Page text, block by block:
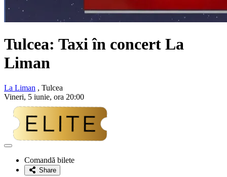
Tulcea: Taxiîn concert La
Liman
La Liman , Tulcea
Vineri, 5 iunie, ora 20:00
Adaugă
favoriteComandă bilete
Share